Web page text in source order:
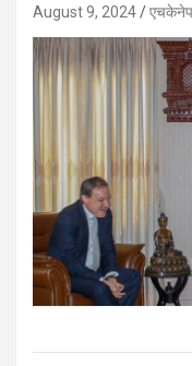
August 9, 2024